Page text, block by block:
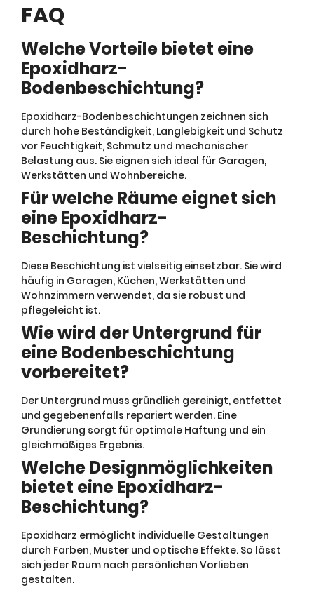
FAQ
Welche Vorteile bietet eine
Epoxidharz-
Bodenbeschichtung?
Epoxidharz-Bodenbeschichtungen zeichnen sich
durch hohe Beständigkeit, Langlebigkeit und Schutz
vor Feuchtigkeit, Schmutz und mechanischer
Belastung aus. Sie eignen sich ideal für Garagen,
Werkstätten und Wohnbereiche.
Für welche Räume eignet sich
eine Epoxidharz-
Beschichtung?
Diese Beschichtung ist vielseitig einsetzbar. Sie wird
häufig in Garagen, Küchen, Werkstätten und
Wohnzimmern verwendet, da sie robust und
pflegeleicht ist.
Wie wird der Untergrund für
eine Bodenbeschichtung
vorbereitet?
Der Untergrund muss gründlich gereinigt, entfettet
und gegebenenfalls repariert werden. Eine
Grundierung sorgt für optimale Haftung und ein
gleichmäßiges Ergebnis.
Welche Designmöglichkeiten
bietet eine Epoxidharz-
Beschichtung?
Epoxidharz ermöglicht individuelle Gestaltungen
durch Farben, Muster und optische Effekte. So lässt
sich jeder Raum nach persönlichen Vorlieben
gestalten.